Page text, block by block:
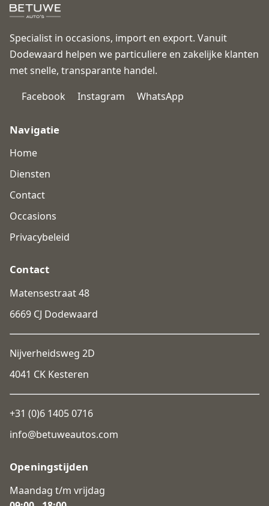
Specialist in occasions, import en export. Vanuit
Dodewaard helpen we particuliere en zakelijke klanten
met snelle, transparante handel.
Facebook
Instagram WhatsApp
Navigatie
Home
Diensten
Contact
Occasions
Privacybeleid
Contact
Matensestraat 48
6669 CJ Dodewaard
Nijverheidsweg 2D
4041 CK Kesteren
+31 (0)6 1405 0716
info@betuweautos.com
Openingstijden
Maandag t/m vrijdag